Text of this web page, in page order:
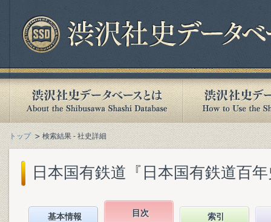
トップ 検索結果 - 社史詳細
日本国有鉄道『日本国有鉄道百
基本情報 目次 索引